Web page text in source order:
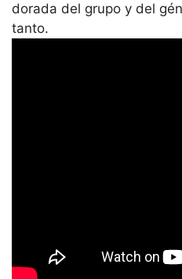
dorada del grupo y del
tanto.